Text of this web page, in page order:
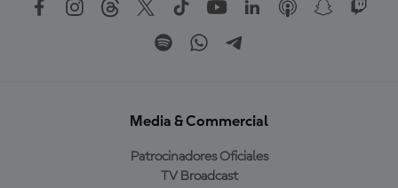
Media & Commercial
Patrocinadores Oficiales
TV Broadcast